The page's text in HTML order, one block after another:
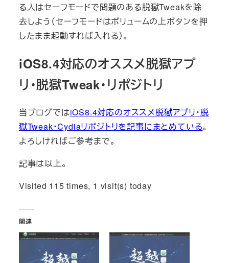
る人はセーフモードで問題のある脱獄Tweakを除
去しよう（セーフモードはボリュームの上ボタンを押
したまま起動すれば入れる）。
iOS8.4対応のオススメ脱獄アプ
リ・脱獄Tweak・リポジトリ
当ブログではiOS8.4対応のオススメ脱獄アプリ・脱
獄Tweak・Cydiaリポジトリを記事にまとめている。
よろしければご参考まで。
記事は以上。
Visited 115 times, 1 visit(s) today
関連